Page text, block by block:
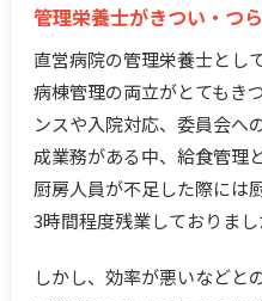
管理栄養士がきつい・つ
直営病院の管理栄養士とし
病棟管理の両立がとてもき
ンスや入院対応、委員会へ
成業務がある中、給食管理
厨房人員が不足した際には
3時間程度残業しておりまし
しかし、効率が悪いなどと